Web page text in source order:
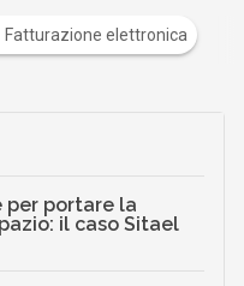
Fatturazione elettronica
per portare la
il caso Sitael